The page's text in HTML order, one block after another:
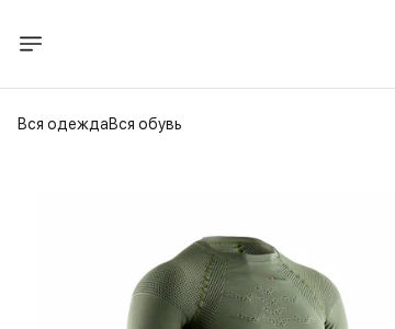
Вся одеждаВся обувь